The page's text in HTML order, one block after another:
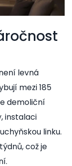
levná
mezi 185
demoliční
instalaci
linku.
což je